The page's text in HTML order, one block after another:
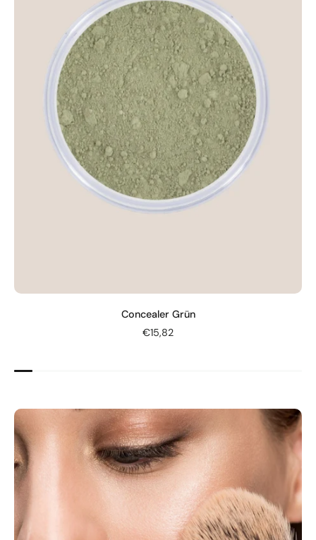
Concealer Grün
€15,82